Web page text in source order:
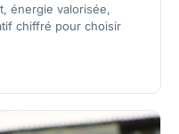
énergie valorisée,
chiffré pour choisir